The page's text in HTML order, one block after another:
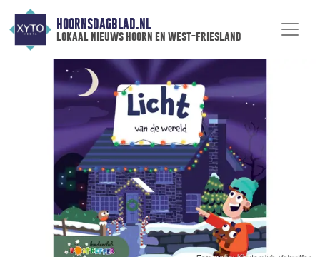
HOORNSDAGBLAD.NL
lokaal nieuws hoorn en west-friesland